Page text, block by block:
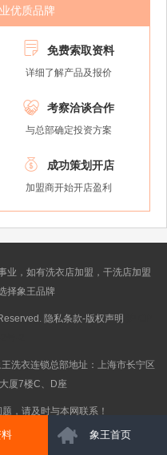
优质品牌
 免费索取资料
详细了解产品及报价
 考察洽谈合作
与总部确定投资方案
 成功策划开店
加盟商开始开店盈利
业，如有洗衣店加盟，干洗店加盟
择象王品牌
隐私条款-版权声明
洗衣连锁总部地址：上海市长宁区
厦7楼C、D座
，请及时与本网联系！
象王首页